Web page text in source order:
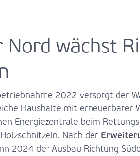
Nord wächst
2022 versorgt der
Haushalte mit erneuerbarer
Energiezentrale beim
Nach der
2024 der Ausbau Richtung